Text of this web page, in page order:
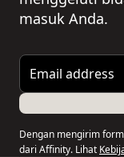
masuk Anda.
Email address
Dengan mengirim
dari Affinity. Lihat